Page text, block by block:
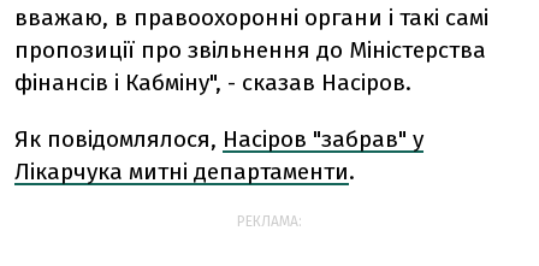
вважаю, в правоохоронні органи і такі самі
пропозиції про звільнення до Міністерства
фінансів і Кабміну", - сказав Насіров.
Як повідомлялося, Насіров "забрав" у
Лікарчука митні департаменти.
РЕКЛАМА: